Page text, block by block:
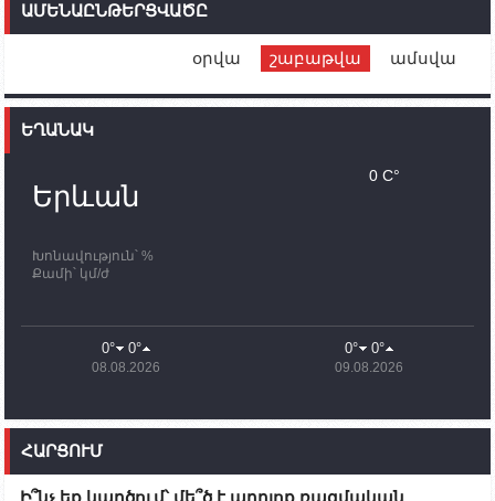
ունեն. կիպրոսցի խորհրդարանականը՝ Ալեն
Ֆրանսիայի ԱԳ նախարարը կայցելի Հայաստան
պատասխանատուներ կմնան ԼՂ-ում՝ մինչև
որոնողափրկարարական աշխատանքների
11:03
ՄԱԿ-ի առաքելությունը շատ, շատ, շատ օգտակար
Ադրբեջանի փոխվարչապետն այսօր կմեկնի
Ստեփանակերտ
10:07 02.10.2023
ԱՄԵՆԱԸՆԹԵՐՑՎԱԾԸ
օրվա շաբաթվա ամսվա
ԵՂԱՆԱԿ
Երևան
Խոնավություն՝ %
Քամի՝ կմ/ժ
0 C°
0° 0°
08.08.2026
0° 0°
09.08.2026
ՀԱՐՑՈՒՄ
Ի՞նչ եք կարծում՝ մե՞ծ է արդյոք ռազմական